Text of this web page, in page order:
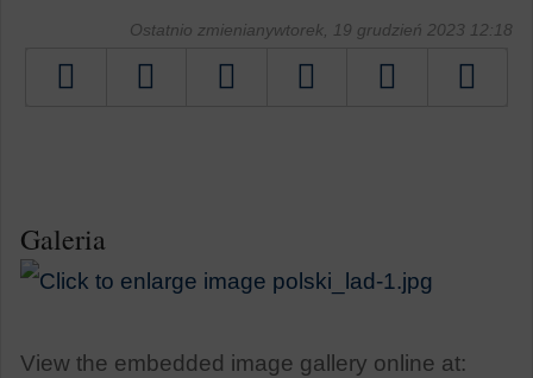
Ostatnio zmienianywtorek, 19 grudzień 2023 12:18
Galeria
View the embedded image gallery online at: